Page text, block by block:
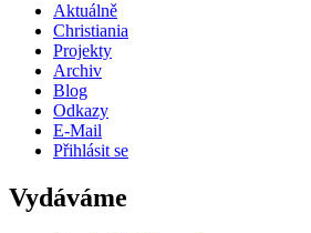
Aktuálně
Christiania
Projekty
Archiv
Blog
Odkazy
E-Mail
Přihlásit se
Vydáváme